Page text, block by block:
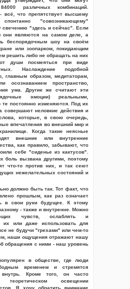
различных комбинаций.
всё, что препятствует высшему
"совозникающему"
свечению "здесь и сейчас". Если
они являются на самом деле, а
беспорядочным шоу на своём
или зоопарком, покидающим
решить либо не обращать на них
души посмеяться при виде
Наслаждение подобной
главным образом, медитаторам,
осознаванием пространство,
ума. Другие же считают эти
эмоции) реальными,
те постоянно изменяются. Под их
совершают неловкие действия и
которые, в свою очередь,
впечатления во внешний мир и
Когда такие неясные
внешние или внутренние
как правило, забывают, что
себе "сиденье из кактусов".
боль вызвана другими, поэтому
что-то против них, и так сеют
нежелательных состояний и
должно быть так. Тот факт, что
прошлым, как раз означает
в свои руки будущее. К этому
- также и внутренне. Можно
чувств, ослаблять и
их или даже использовать для
не будучи "грехами" или чем-то
наши ощущения отражают нашу
обращения с ними - наш уровень
в обществе, где люди
временем и стремятся
Кроме того, он часто
освещении
Я хочу обратить внимание